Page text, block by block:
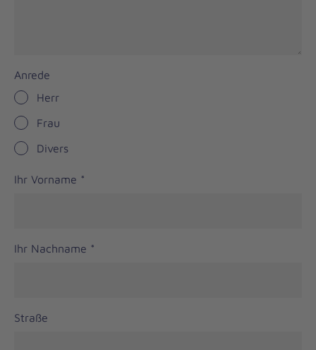
Anrede
Herr
Frau
Divers
Ihr Vorname *
Ihr Nachname *
Straße